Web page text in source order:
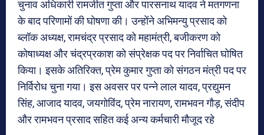
चुनाव अधिकारी रामजीत गुप्ता और पारसनाथ यादव ने मतगणना
के बाद परिणामों की घोषणा की। उन्होंने अभिमन्यु प्रसाद को
ब्लॉक अध्यक्ष, रामचंद्र प्रसाद को महामंत्री, बजीकरण को
कोषाध्यक्ष और चंद्रप्रकाश को संप्रेक्षक पद पर निर्वाचित घोषित
किया। इसके अतिरिक्त, प्रेम कुमार गुप्ता को संगठन मंत्री पद पर
निर्विरोध चुना गया। इस अवसर पर पन्ने लाल यादव, प्रद्युमन
सिंह, आजाद यादव, जयगोविंद, प्रेम नारायण, रामभवन गौड़, संदीप
और रामभवन प्रसाद सहित कई अन्य कर्मचारी मौजूद रहे